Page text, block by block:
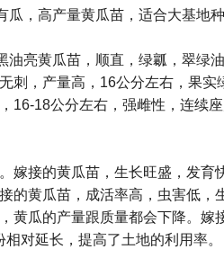
，高产量黄瓜苗，适合大基地
亮黄瓜苗，顺直，绿瓤，翠绿
刺，产量高，16公分左右，果实
16-18公分左右，强雌性，连续
嫁接的黄瓜苗，生长旺盛，发育
的黄瓜苗，成活率高，虫害低，
黄瓜的产量跟质量都会下降。
对延长，提高了土地的利用率。